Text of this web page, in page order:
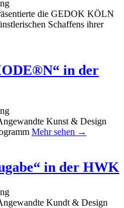
die GEDOK KÖLN
Schaffens ihrer
in der
Kunst & Design
Mehr sehen →
in der HWK
Kundt & Design